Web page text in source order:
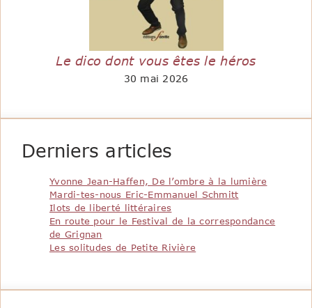
Le dico dont vous êtes le héros
30 mai 2026
Derniers articles
Yvonne Jean-Haffen, De l’ombre à la lumière
Mardi-tes-nous Eric-Emmanuel Schmitt
Ilots de liberté littéraires
En route pour le Festival de la correspondance
de Grignan
Les solitudes de Petite Rivière